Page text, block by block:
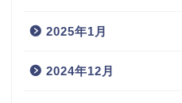
2025年1月
2024年12月